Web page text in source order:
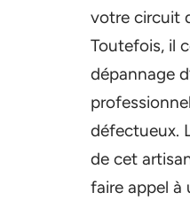
votre circuit
Toutefois, il
dépannage
défectueux.
de cet
faire appel à